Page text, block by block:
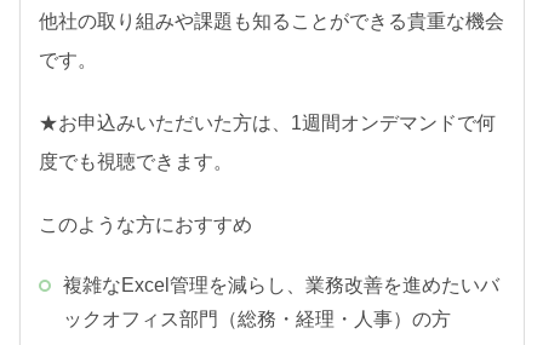
他社の取り組みや課題も知ることができる貴重な機会
です。
★お申込みいただいた方は、1週間オンデマンドで何
度でも視聴できます。
このような方におすすめ
複雑なExcel管理を減らし、業務改善を進めたいバ
ックオフィス部門（総務・経理・人事）の方